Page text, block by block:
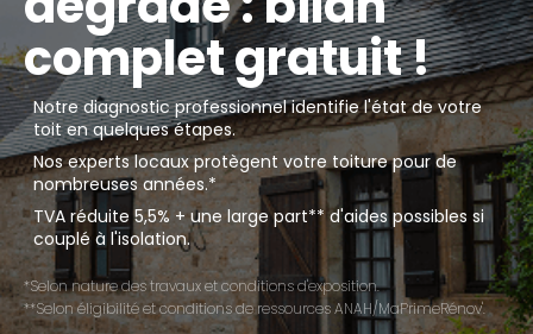
complet gratuit !
Notre diagnostic professionnel identifie l'état de votre
toit en quelques étapes.
Nos experts locaux protègent votre toiture pour de
nombreuses années.*
TVA réduite 5,5% + une large part** d'aides possibles si
couplé à l'isolation.
*Selon nature des travaux et conditions d'exposition.
**Selon éligibilité et conditions de ressources ANAH/MaPrimeRénov'.